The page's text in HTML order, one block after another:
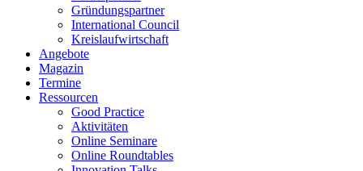
Gründungspartner
International Council
Kreislaufwirtschaft
Angebote
Magazin
Termine
Ressourcen
Good Practice
Aktivitäten
Online Seminare
Online Roundtables